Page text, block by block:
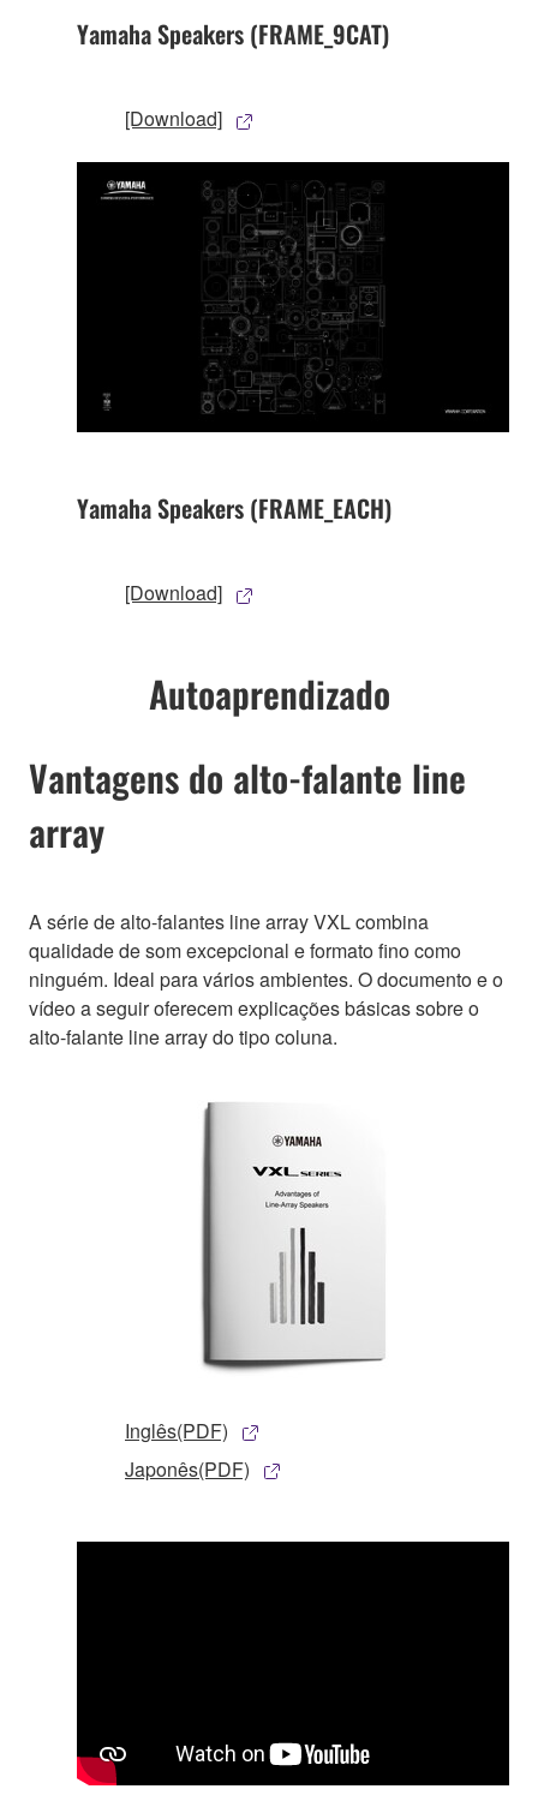
Yamaha Speakers (FRAME_9CAT)
[Download]
Yamaha Speakers (FRAME_EACH)
[Download]
Autoaprendizado
Vantagens do alto-falante line
array
A série de alto-falantes line array VXL combina
qualidade de som excepcional e formato fino como
ninguém. Ideal para vários ambientes. O documento e o
vídeo a seguir oferecem explicações básicas sobre o
alto-falante line array do tipo coluna.
Inglês(PDF)
Japonês(PDF)